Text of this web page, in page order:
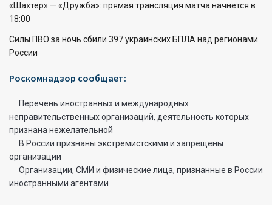
«Шахтер» — «Дружба»: прямая трансляция матча начнется в
18:00
Силы ПВО за ночь сбили 397 украинских БПЛА над регионами
России
Роскомнадзор сообщает:
Перечень иностранных и международных
неправительственных организаций, деятельность которых
признана нежелательной
В России признаны экстремистскими и запрещены
организации
Организации, СМИ и физические лица, признанные в России
иностранными агентами